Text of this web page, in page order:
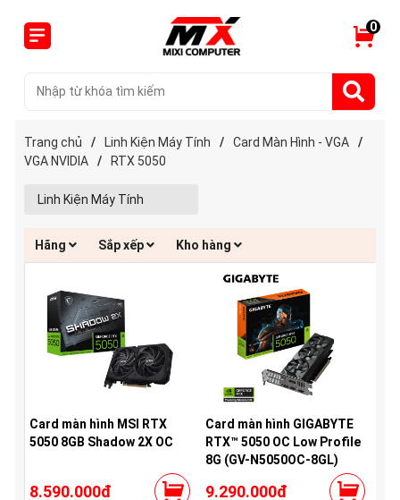
0
Trang chủ / Linh Kiện Máy Tính / Card Màn Hình - VGA
/
VGA NVIDIA
/ RTX 5050
Linh Kiện Máy Tính
Hãng Sắp xếp Kho hàng
Card màn hình MSI RTX
5050 8GB Shadow 2X OC
8.590.000đ
Card màn hình GIGABYTE
RTX™ 5050 OC Low Profile
8G (GV-N5050OC-8GL)
9.290.000đ